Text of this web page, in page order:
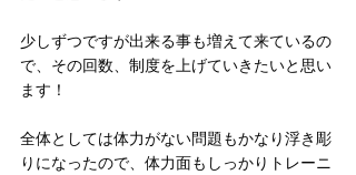
少しずつですが出来る事も増えて来ているの
で、その回数、制度を上げていきたいと思い
ます！
全体としては体力がない問題もかなり浮き彫
りになったので、体力面もしっかりトレーニ